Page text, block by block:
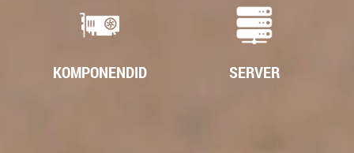
KOMPONENDID SERVER